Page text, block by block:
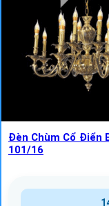
Đèn Chùm Cổ Điển
101/16